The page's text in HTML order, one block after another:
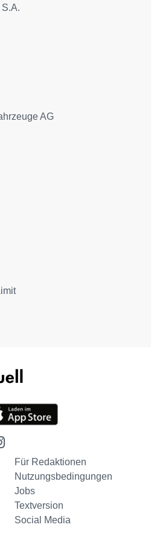
AG
Für Redaktionen
Nutzungsbedingungen
Jobs
Textversion
Social Media